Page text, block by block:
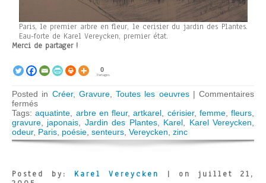
Paris, le premier arbre en fleur, le cerisier du jardin des Plantes.
Eau-forte de Karel Vereycken, premier état.
Merci de partager !
0
Partages
Posted in Créer, Gravure, Toutes les oeuvres| Commentaires
ferméssur
Le
cerisier
Tags:aquatinte arbre en fleur,artkarel cérisier, femme, fleurs
gravure
japonais Jardin des Plantes, Karel Karel Vereycken
odeur, Paris poésie senteurs Vereycken zinc
Posted by: Karel Vereycken
| on juillet 21,